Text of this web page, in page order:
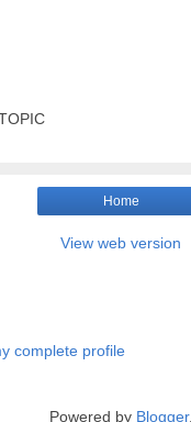
Home
View web version
complete profile
Powered by Blogger.